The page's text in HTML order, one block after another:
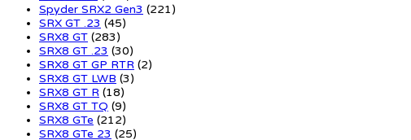
Spyder SRX2 Gen3 (221)
SRX GT .23 (45)
SRX8 GT (283)
SRX8 GT .23 (30)
SRX8 GT GP RTR (2)
SRX8 GT LWB (3)
SRX8 GT R (18)
SRX8 GT TQ (9)
SRX8 GTe (212)
SRX8 GTe 23 (25)